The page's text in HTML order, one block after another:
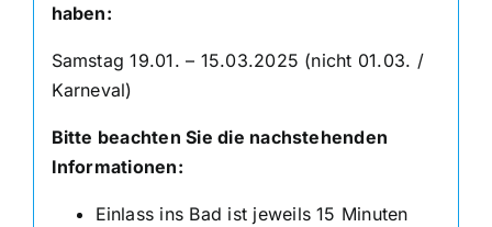
haben:
Samstag 19.01. – 15.03.2025 (nicht 01.03. /
Karneval)
Bitte beachten Sie die nachstehenden
Informationen:
Einlass ins Bad ist jeweils 15 Minuten